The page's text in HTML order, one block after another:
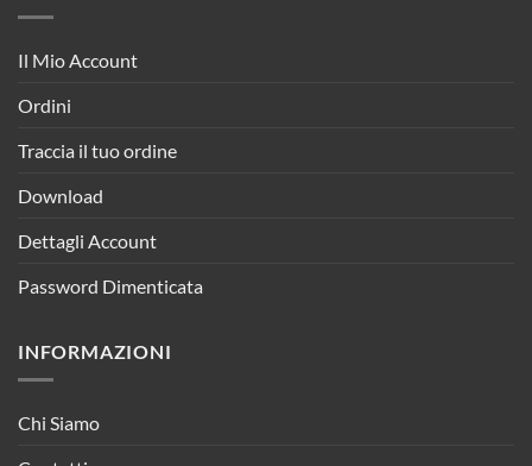
Il Mio Account
Ordini
Traccia il tuo ordine
Download
Dettagli Account
Password Dimenticata
INFORMAZIONI
Chi Siamo